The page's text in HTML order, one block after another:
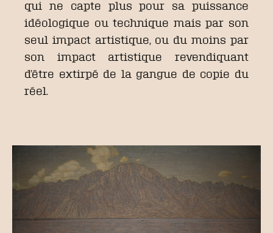
qui ne capte plus pour sa puissance
idéologique ou technique mais par son
seul impact artistique, ou du moins par
son impact artistique revendiquant
d’être extirpé de la gangue de copie du
réel.